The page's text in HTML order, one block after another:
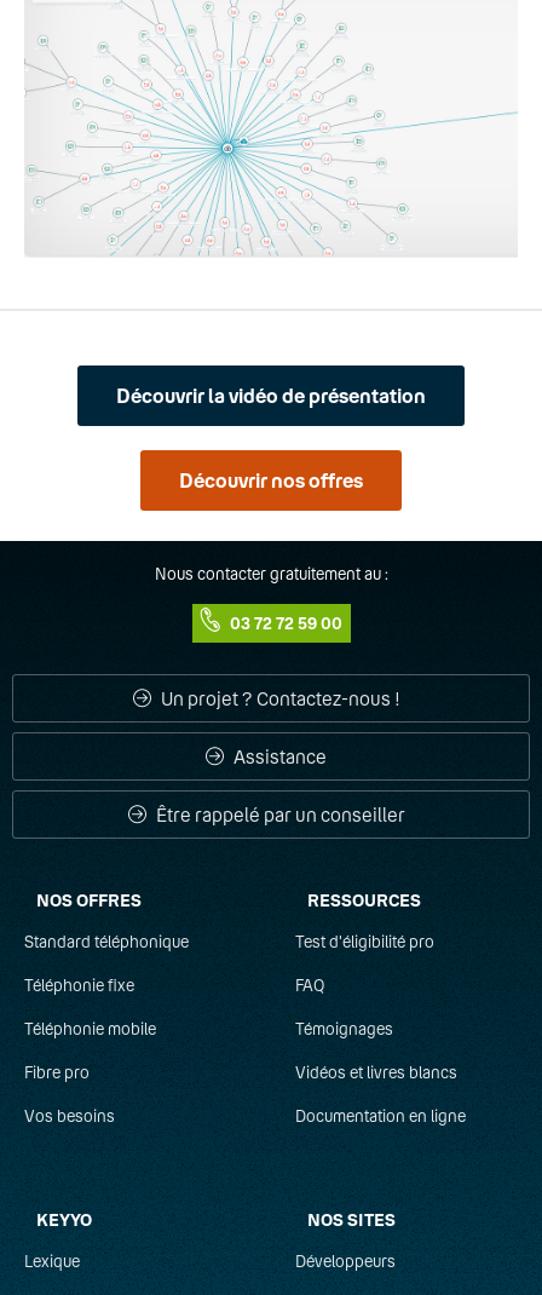
Découvrir la vidéo de présentation
Découvrir nos offres
Nous contacter gratuitement au :
03 72 72 59 00
Un projet ? Contactez-nous !
Assistance
Être rappelé par un conseiller
NOS OFFRES
Standard téléphonique
Téléphonie fixe
Téléphonie mobile
Fibre pro
Vos besoins
RESSOURCES
Test d'éligibilité pro
FAQ
Témoignages
Vidéos et livres blancs
Documentation en ligne
KEYYO
Lexique
NOS SITES
Développeurs